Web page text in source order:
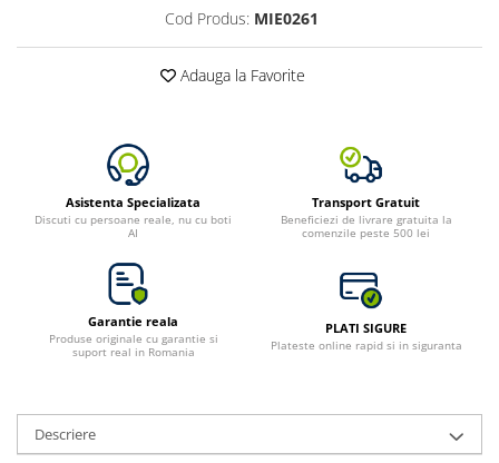
Toate generatoarele
Panouri Solare Pliabile
Toate panourile portabile
Kituri solare pentru balcon
Componente Fotovoltaice
Incarcatoare solare
Cod Produs: MIE0261
Adauga la Favorite
Asistenta Specializata
Discuti cu persoane reale, nu cu boti
AI
Transport Gratuit
Beneficiezi de livrare gratuita la
comenzile peste 500 lei
Garantie reala
Produse originale cu garantie si
suport real in Romania
PLATI SIGURE
Plateste online rapid si in siguranta
Descriere